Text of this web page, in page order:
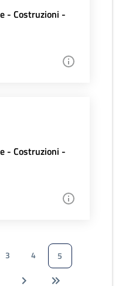
- Costruzioni -
- Costruzioni -
3 4
5